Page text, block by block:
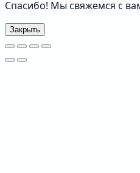
Спасибо! Мы свяжемся с
Закрыть